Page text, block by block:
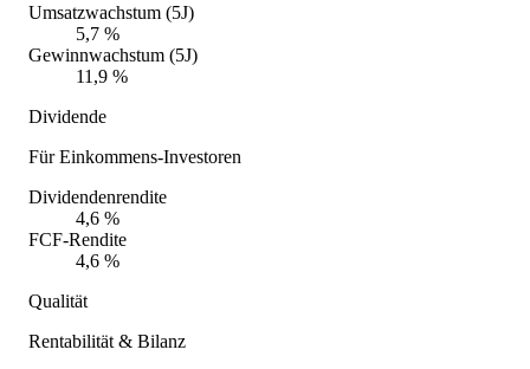
Umsatzwachstum (5J)
5,7 %
Gewinnwachstum (5J)
11,9 %
Dividende
Für Einkommens-Investoren
Dividendenrendite
4,6 %
FCF-Rendite
4,6 %
Qualität
Rentabilität & Bilanz